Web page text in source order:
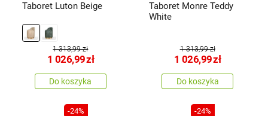
Taboret Luton Beige
1 313,99 zł
1 026,99zł
Do koszyka
Taboret Monre Teddy
White
1 313,99 zł
1 026,99zł
Do koszyka
-24%
-24%